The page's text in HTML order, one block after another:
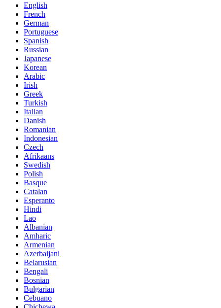
English
French
German
Portuguese
Spanish
Russian
Japanese
Korean
Arabic
Irish
Greek
Turkish
Italian
Danish
Romanian
Indonesian
Czech
Afrikaans
Swedish
Polish
Basque
Catalan
Esperanto
Hindi
Lao
Albanian
Amharic
Armenian
Azerbaijani
Belarusian
Bengali
Bosnian
Bulgarian
Cebuano